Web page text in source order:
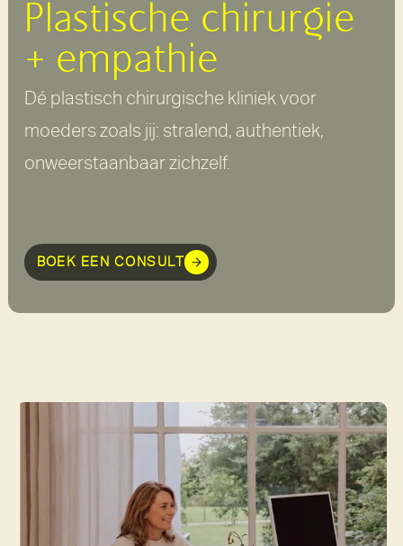
Plastische chirurgie
+ empathie
Dé plastisch chirurgische kliniek voor
moeders zoals jij: stralend, authentiek,
onweerstaanbaar zichzelf.
BOEK EEN CONSULT